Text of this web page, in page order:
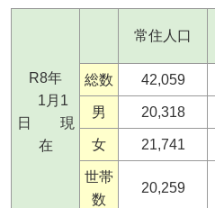
R8年
1月1
日 現
在
常住人口
総数 42,059
男 20,318
女 21,741
世帯
数
20,259